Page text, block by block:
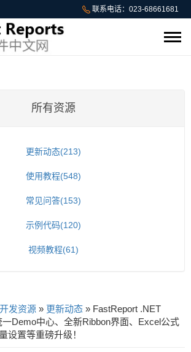
联系电话：023-68661681
所有资源
更新动态(213)
使用教程(548)
常见问答(153)
示例代码(120)
视频教程(61)
开发资源 » 更新动态 » FastReport .NET
一Demo中心、全新Ribbon界面、Excel公式
设置等重磅升级！